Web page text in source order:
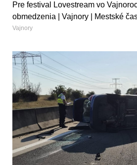
Pre festival Lovestream vo
obmedzenia | Vajnory | Mestské
Vajnory